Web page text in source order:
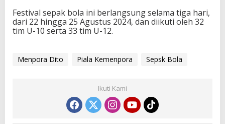
Festival sepak bola ini berlangsung selama tiga hari,
dari 22 hingga 25 Agustus 2024, dan diikuti oleh 32
tim U-10 serta 33 tim U-12.
Menpora Dito Piala Kemenpora Sepsk Bola
Ikuti Kami